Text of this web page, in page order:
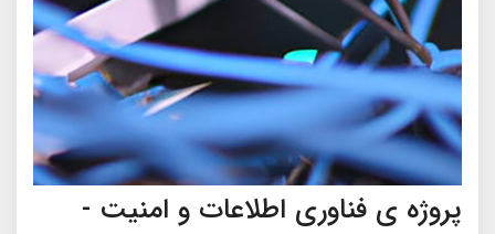
پروژه ی فناوری اطلاعات و امنیت -